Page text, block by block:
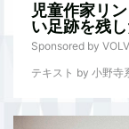
児童作家リ
い足跡を残
Sponsored by
テキスト by 小野寺